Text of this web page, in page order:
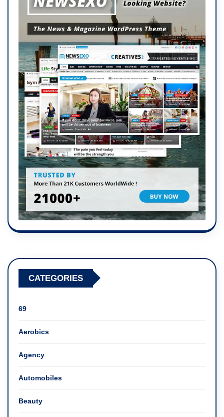
CATEGORIES
69
Aerobics
Agency
Automobiles
Beauty